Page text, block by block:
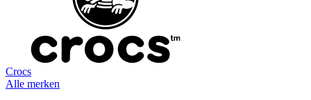
Crocs
Alle merken